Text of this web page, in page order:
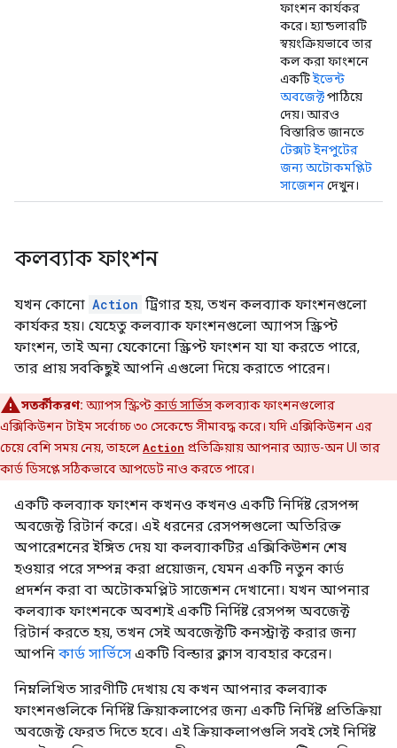
ফাংশন কার্যকর
করে। হ্যান্ডলারটি
স্বয়ংক্রিয়ভাবে তার
কল করা ফাংশনে
একটিইভেন্ট
অবজেক্টপাঠিয়ে
দেয়। আরও
বিস্তারিত জানতে
টেক্সট ইনপুটের
জন্য অটোকমপ্লিট
সাজেশনদেখুন।
কলব্যাক ফাংশন
যখন কোনো Action ট্রিগার হয়, তখন কলব্যাক ফাংশনগুলো
কার্যকর হয়। যেহেতু কলব্যাক ফাংশনগুলো অ্যাপস স্ক্রিপ্ট
ফাংশন, তাই অন্য যেকোনো স্ক্রিপ্ট ফাংশন যা যা করতে পারে,
তার প্রায় সবকিছুই আপনি এগুলো দিয়ে করাতে পারেন।
সতর্কীকরণ: অ্যাপস স্ক্রিপ্টকার্ড সার্ভিসকলব্যাক ফাংশনগুলোর
এক্সিকিউশন টাইম সর্বোচ্চ ৩০ সেকেন্ডে সীমাবদ্ধ করে। যদি এক্সিকিউশন এর
চেয়ে বেশি সময় নেয়, তাহলেAction প্রতিক্রিয়ায় আপনার অ্যাড-অন UI তার
কার্ড ডিসপ্লে সঠিকভাবে আপডেট নাও করতে পারে।
একটি কলব্যাক ফাংশন কখনও কখনও একটি নির্দিষ্ট রেসপন্স
অবজেক্ট রিটার্ন করে। এই ধরনের রেসপন্সগুলো অতিরিক্ত
অপারেশনের ইঙ্গিত দেয় যা কলব্যাকটির এক্সিকিউশন শেষ
হওয়ার পরে সম্পন্ন করা প্রয়োজন, যেমন একটি নতুন কার্ড
প্রদর্শন করা বা অটোকমপ্লিট সাজেশন দেখানো। যখন আপনার
কলব্যাক ফাংশনকে অবশ্যই একটি নির্দিষ্ট রেসপন্স অবজেক্ট
রিটার্ন করতে হয়, তখন সেই অবজেক্টটি কনস্ট্রাক্ট করার জন্য
আপনি কার্ড সার্ভিসে একটি বিল্ডার ক্লাস ব্যবহার করেন।
নিম্নলিখিত সারণীটি দেখায় যে কখন আপনার কলব্যাক
ফাংশনগুলিকে নির্দিষ্ট ক্রিয়াকলাপের জন্য একটি নির্দিষ্ট প্রতিক্রিয়া
অবজেক্ট ফেরত দিতে হবে। এই ক্রিয়াকলাপগুলি সবই সেই নির্দিষ্ট